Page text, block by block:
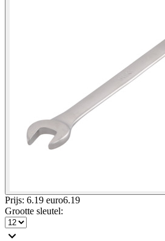
Prijs: 6.19 euro6.19
Grootte sleutel: